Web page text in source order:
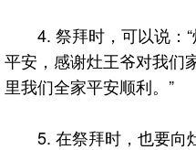
4. 祭拜时，可以说：“
平安，感谢灶王爷对我们
里我们全家平安顺利。”
5. 在祭拜时，也要向